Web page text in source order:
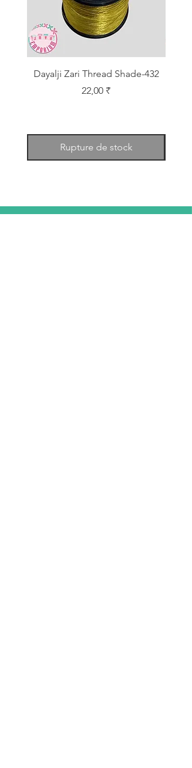
Dayalji Zari Thread Shade-432
Prix
22,00 ₹
Rupture de stock